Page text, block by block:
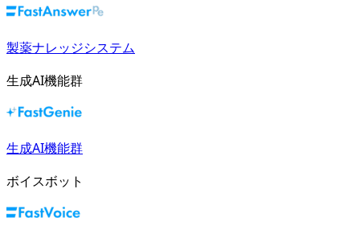
製薬ナレッジシステム
生成AI機能群
生成AI機能群
ボイスボット